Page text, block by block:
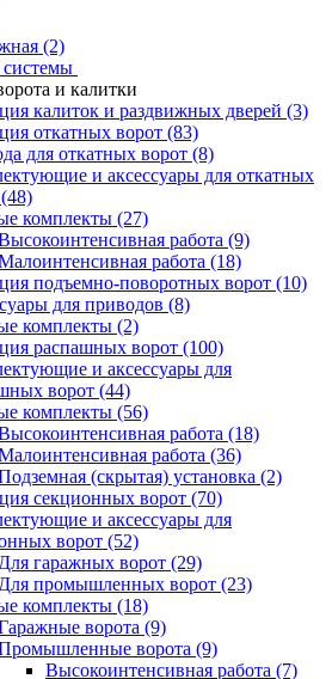
(2)
и калитки
калиток и раздвижных дверей (3)
откатных ворот (83)
для откатных ворот (8)
и аксессуары для откатных
(48)
комплекты (27)
работа (9)
работа (18)
подъемно-поворотных ворот (10)
для приводов (8)
комплекты (2)
распашных ворот (100)
и аксессуары для
ворот (44)
комплекты (56)
работа (18)
работа (36)
(скрытая) установка (2)
секционных ворот (70)
и аксессуары для
ворот (52)
Для гаражных ворот (29)
Для промышленных ворот (23)
комплекты (18)
ворота (9)
ворота (9)
Высокоинтенсивная работа (7)